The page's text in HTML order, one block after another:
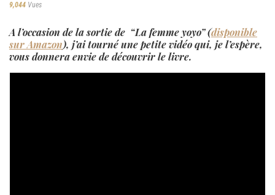
9,044 Vues
A l’occasion de la sortie de “La femme yoyo” (disponible
sur Amazon), j’ai tourné une petite vidéo qui, je l’espère,
vous donnera envie de découvrir le livre.